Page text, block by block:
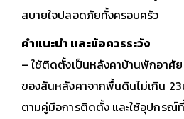
สบายใจปลอดภัยทั้งครอบครัว
คำแนะนำ และข้อควรระวัง
– ใช้ติดตั้งเป็นหลังคาบ้านพักอาศั
ของสันหลังคาจากพื้นดินไม่เกิน
ตามคู่มือการติดตั้ง และใช้อุปกรณ์